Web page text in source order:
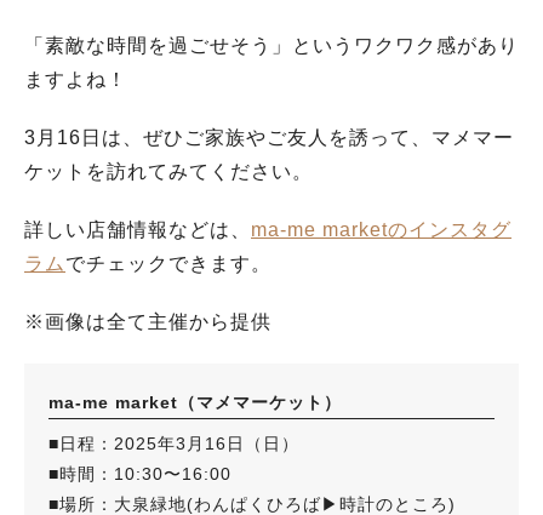
「素敵な時間を過ごせそう」というワクワク感があり
ますよね！
3月16日は、ぜひご家族やご友人を誘って、マメマー
ケットを訪れてみてください。
詳しい店舗情報などは、 ma-me marketのインスタグ
ラム でチェックできます。
※画像は全て主催から提供
ma-me market（マメマーケット）
■日程：2025年3月16日（日）
■時間：10:30〜16:00
■場所：大泉緑地(わんぱくひろば▶︎時計のところ)